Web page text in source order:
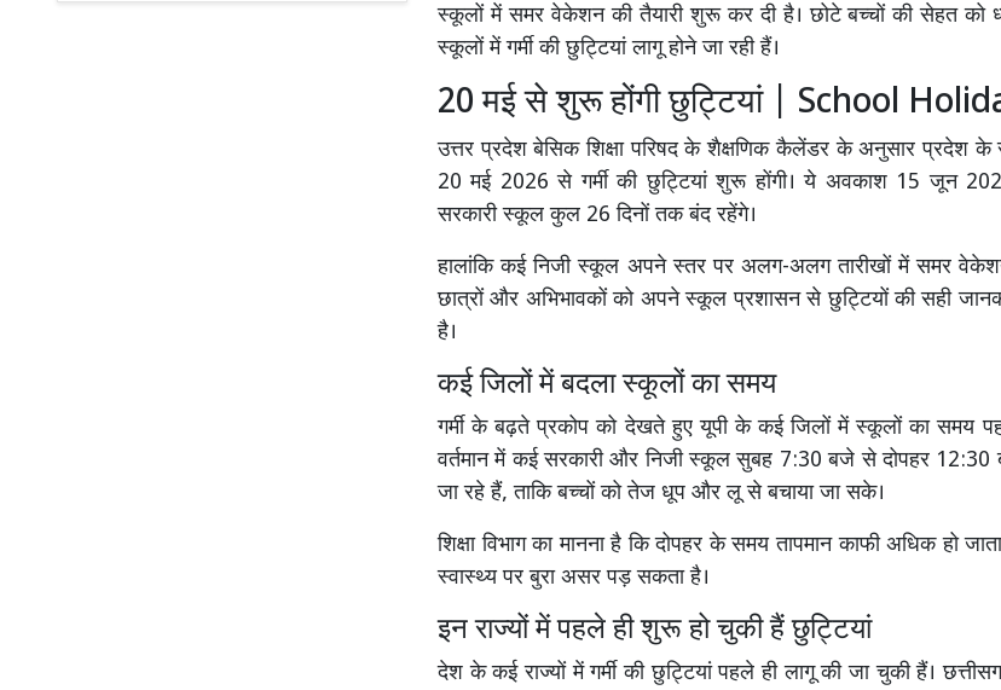
स्कूलों में समर वेकेशन की तैयारी शुरू कर दी है। छोटे बच्चों की सेहत को
स्कूलों में गर्मी की छुट्टियां लागू होने जा रही हैं।
20 मई से शुरू होंगी छुट्टियां | School
उत्तर प्रदेश बेसिक शिक्षा परिषदके शैक्षणिक कैलेंडर के अनुसार प्रदेश के
20 मई 2026 से गर्मी की छुट्टियां शुरू होंगी। ये अवकाश 15 जून
सरकारी स्कूल कुल 26 दिनों तक बंद रहेंगे।
हालांकि कई निजी स्कूल अपने स्तर पर अलग-अलग तारीखों में समर
छात्रों और अभिभावकों को अपने स्कूल प्रशासन से छुट्टियों की सही
है।
कई जिलों में बदला स्कूलों का समय
गर्मी के बढ़ते प्रकोप को देखते हुए यूपी के कई जिलों में स्कूलों का समय
वर्तमान में कई सरकारी और निजी स्कूल सुबह 7:30 बजे से दोपहर 12:30
जा रहे हैं, ताकि बच्चों को तेज धूप और लू से बचाया जा सके।
शिक्षा विभाग का मानना है कि दोपहर के समय तापमान काफी अधिक हो
स्वास्थ्य पर बुरा असर पड़ सकता है।
इन राज्यों में पहले ही शुरू हो चुकी हैं छुट्टियां
देश के कई राज्यों में गर्मी की छुट्टियां पहले ही लागू की जा चुकी हैं।